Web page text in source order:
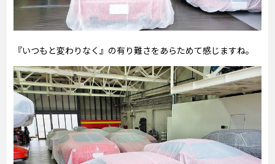
『いつもと変わりなく』の有り難さをあらためて感じますね。